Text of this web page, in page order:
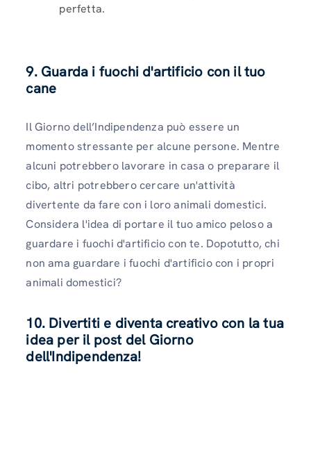
perfetta.
9. Guarda i fuochi d'artificio con il tuo
cane
Il Giorno dell’Indipendenza può essere un
momento stressante per alcune persone. Mentre
alcuni potrebbero lavorare in casa o preparare il
cibo, altri potrebbero cercare un'attività
divertente da fare con i loro animali domestici.
Considera l'idea di portare il tuo amico peloso a
guardare i fuochi d'artificio con te. Dopotutto, chi
non ama guardare i fuochi d'artificio con i propri
animali domestici?
10. Divertiti e diventa creativo con la tua
idea per il post del Giorno
dell'Indipendenza!